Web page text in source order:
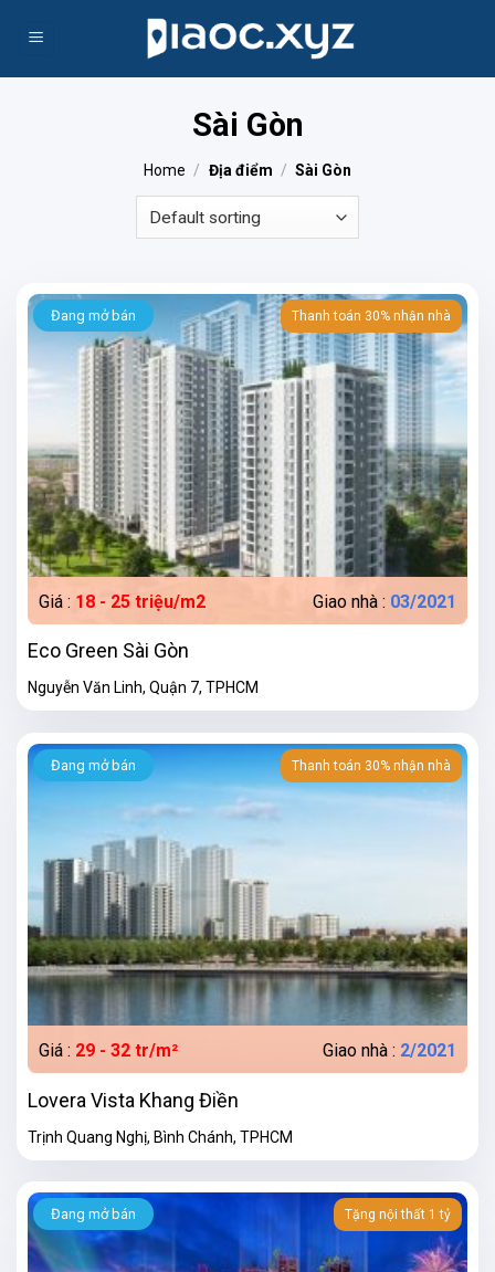
Sài Gòn
Home / Địa điểm / Sài Gòn
Thanh toán 30% nhận nhà
Đang mở bán
Giá : 18 - 25 triệu/m2 Giao nhà : 03/2021
Eco Green Sài Gòn
Nguyễn Văn Linh, Quận 7, TPHCM
Thanh toán 30% nhận nhà
Đang mở bán
Giá : 29 - 32 tr/m² Giao nhà : 2/2021
Lovera Vista Khang Điền
Trịnh Quang Nghị, Bình Chánh, TPHCM
Tặng nội thất 1 tỷ
Đang mở bán